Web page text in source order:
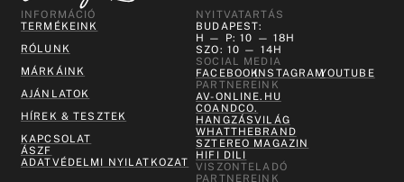
INFORMÁCIÓ
TERMÉKEINK
RÓLUNK
MÁRKÁINK
AJÁNLATOK
HÍREK & TESZTEK
KAPCSOLAT
ÁSZF
ADATVÉDELMI NYILATKOZAT
NYITVATARTÁS
BUDAPEST:
H — P: 10 — 18H
SZO: 10 — 14H
SOCIAL MEDIA
FACEBOOKINSTAGRAMYOUTUBE
PARTNEREINK
AV-ONLINE.HU
COANDCO.
HANGZÁSVILÁG
WHATTHEBRAND
SZTEREO MAGAZIN
HIFI DILI
VISZONTELADÓ
PARTNEREINK